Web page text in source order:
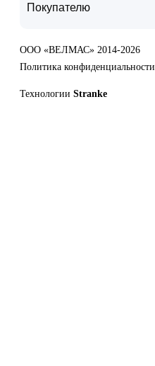
Покупателю
ООО «ВЕЛМАС» 2014-2026
Политика конфиденциальности
Технологии Stranke